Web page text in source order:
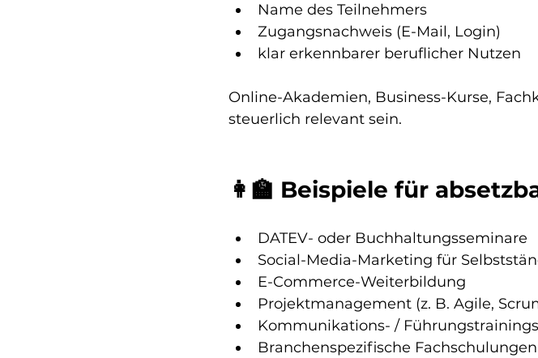
Name des Teilnehmers
Zugangsnachweis (E-Mail, Login)
klar erkennbarer beruflicher Nutzen
Online-Akademien, Business-Kurse,
steuerlich relevant sein.
👩‍🏫 Beispiele für
DATEV- oder Buchhaltungsseminare
Social-Media-Marketing für
E-Commerce-Weiterbildung
Projektmanagement (z. B. Agile,
Kommunikations- / Führungstrainings
Branchenspezifische Fachschulungen